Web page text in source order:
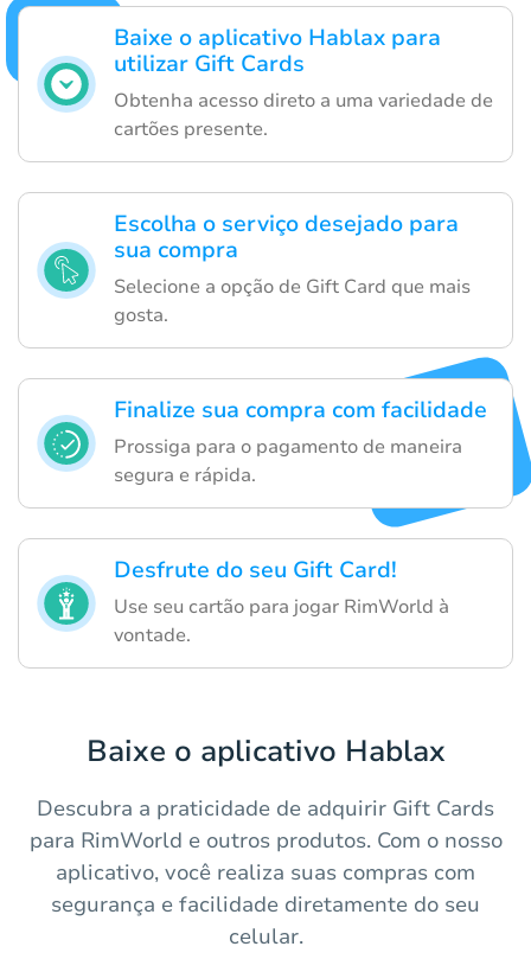
Baixe o aplicativo Hablax para
utilizar Gift Cards
Obtenha acesso direto a uma variedade de
cartões presente.
Escolha o serviço desejado para
sua compra
Selecione a opção de Gift Card que mais
gosta.
Finalize sua compra com facilidade
Prossiga para o pagamento de maneira
segura e rápida.
Desfrute do seu Gift Card!
Use seu cartão para jogar RimWorld à
vontade.
Baixe o aplicativo Hablax
Descubra a praticidade de adquirir Gift Cards
para RimWorld e outros produtos. Com o nosso
aplicativo, você realiza suas compras com
segurança e facilidade diretamente do seu
celular.